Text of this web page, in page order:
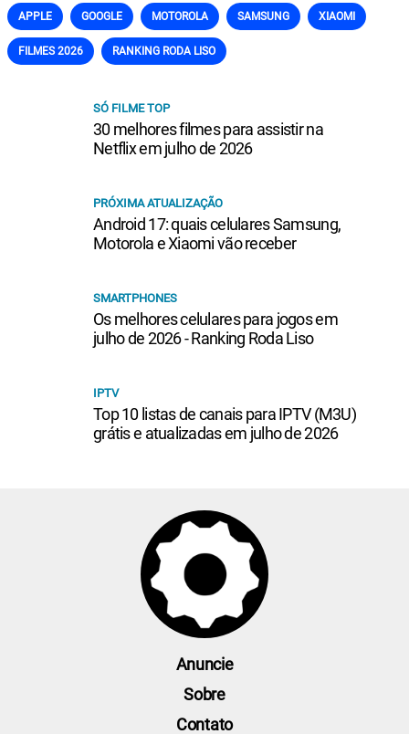
APPLE GOOGLE MOTOROLA SAMSUNG XIAOMI
FILMES 2026 RANKING RODA LISO
SÓ FILME TOP
30 melhores filmes para assistir na
Netflix em julho de 2026
PRÓXIMA ATUALIZAÇÃO
Android 17: quais celulares Samsung,
Motorola e Xiaomi vão receber
SMARTPHONES
Os melhores celulares para jogos em
julho de 2026 - Ranking Roda Liso
IPTV
Top 10 listas de canais para IPTV (M3U)
grátis e atualizadas em julho de 2026
Anuncie
Sobre
Contato